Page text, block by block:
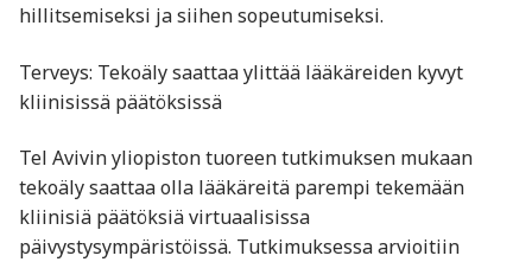
hillitsemiseksi ja siihen sopeutumiseksi. ​
Terveys: Tekoäly saattaa ylittää lääkäreiden kyvyt
kliinisissä päätöksissä
Tel Avivin yliopiston tuoreen tutkimuksen mukaan
tekoäly saattaa olla lääkäreitä parempi tekemään
kliinisiä päätöksiä virtuaalisissa
päivystysympäristöissä. Tutkimuksessa arvioitiin